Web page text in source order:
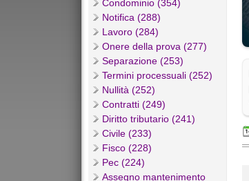
Condominio (354)
Notifica (288)
Lavoro (284)
Onere della prova (277)
Separazione (253)
Termini processuali (252)
Nullità (252)
Contratti (249)
Diritto tributario (241)
Civile (233)
Fisco (228)
Pec (224)
Assegno mantenimento